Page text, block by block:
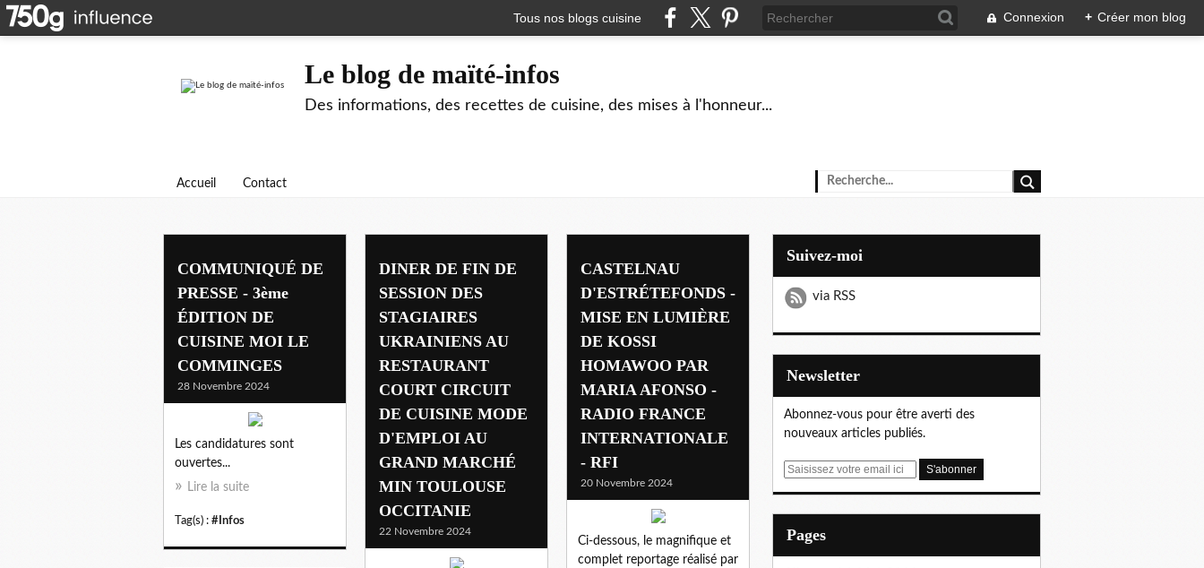
Tous nos blogs cuisine Connexion + Créer mon blog
Le blog de maïté-infos
Des informations, des recettes de cuisine, des mises à l'honneur...
Accueil Contact
COMMUNIQUÉ DE
PRESSE - 3ème
ÉDITION DE
CUISINE MOI LE
COMMINGES
28 Novembre 2024
Les candidatures sont
ouvertes...
Lire la suite
Tag(s) : #Infos
DINER DE FIN DE
SESSION DES
STAGIAIRES
UKRAINIENS AU
RESTAURANT
COURT CIRCUIT
DE CUISINE MODE
D'EMPLOI AU
GRAND MARCHÉ
MIN TOULOUSE
OCCITANIE
22 Novembre 2024
CASTELNAU
D'ESTRÉTEFONDS -
MISE EN LUMIÈRE
DE KOSSI
HOMAWOO PAR
MARIA AFONSO -
RADIO FRANCE
INTERNATIONALE
- RFI
20 Novembre 2024
Ci-dessous, le magnifique et
complet reportage réalisé par
Suivez-moi
via RSS
Newsletter
Abonnez-vous pour être averti des
nouveaux articles publiés.
E
Pages